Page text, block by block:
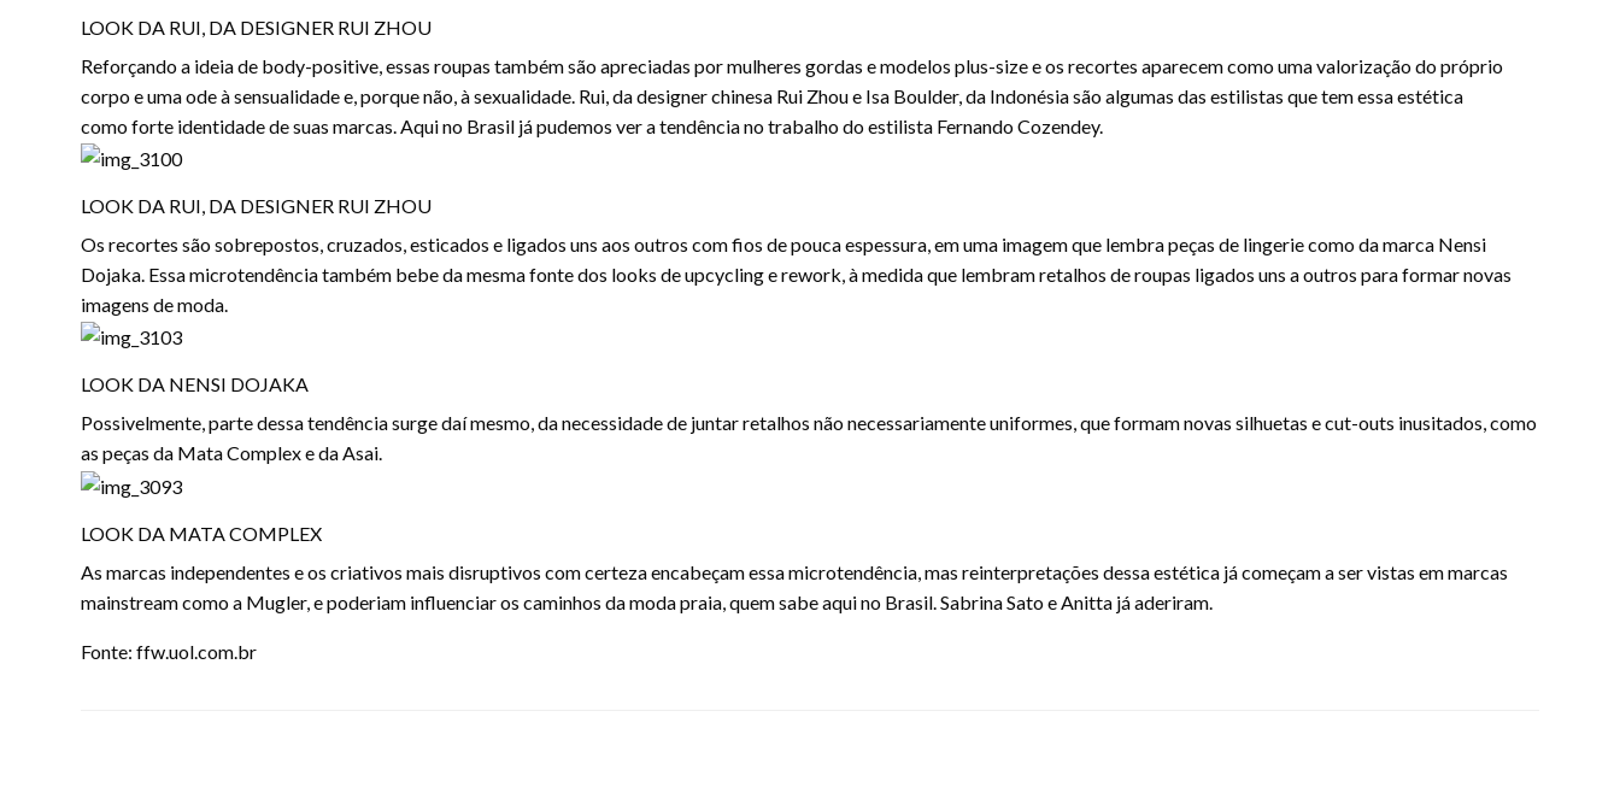
LOOK DA RUI, DA DESIGNER RUI ZHOU
Reforçando a ideia de body-positive, essas roupas também são apreciadas por mulheres gordas e modelos plus-size e os recortes aparecem como uma valorização do próprio
corpo e uma ode à sensualidade e, porque não, à sexualidade. Rui, da designer chinesa Rui Zhou e Isa Boulder, da Indonésia são algumas das estilistas que tem essa estética
como forte identidade de suas marcas. Aqui no Brasil já pudemos ver a tendência no trabalho do estilista Fernando Cozendey.
LOOK DA RUI, DA DESIGNER RUI ZHOU
Os recortes são sobrepostos, cruzados, esticados e ligados uns aos outros com fios de pouca espessura, em uma imagem que lembra peças de lingerie como da marca Nensi
Dojaka. Essa microtendência também bebe da mesma fonte dos looks de upcycling e rework, à medida que lembram retalhos de roupas ligados uns a outros para formar novas
imagens de moda.
LOOK DA NENSI DOJAKA
Possivelmente, parte dessa tendência surge daí mesmo, da necessidade de juntar retalhos não necessariamente uniformes, que formam novas silhuetas e cut-outs inusitados, como
as peças da Mata Complex e da Asai.
LOOK DA MATA COMPLEX
As marcas independentes e os criativos mais disruptivos com certeza encabeçam essa microtendência, mas reinterpretações dessa estética já começam a ser vistas em marcas
mainstream como a Mugler, e poderiam influenciar os caminhos da moda praia, quem sabe aqui no Brasil. Sabrina Sato e Anitta já aderiram.
Fonte: ffw.uol.com.br